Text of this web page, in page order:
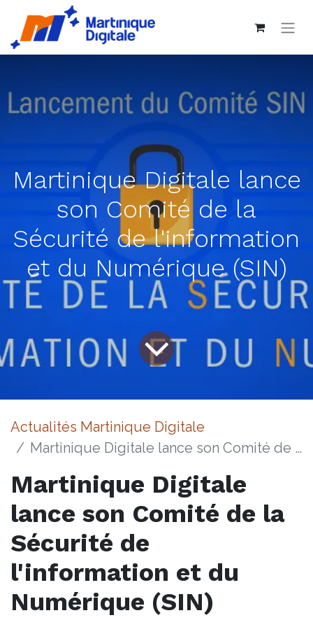
Martinique Digitale lance
son Comité de la
Sécurité de l'information
et du Numérique (SIN)
Actualités Martinique Digitale
Martinique Digitale lance son Comité de la Sécurité de l'information et du Numérique (SIN)
Martinique Digitale
lance son Comité de la
Sécurité de
l'information et du
Numérique (SIN)